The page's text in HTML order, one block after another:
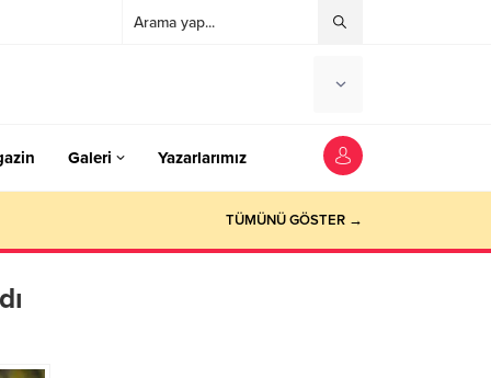
Galeri Yazarlarımız
TÜMÜNÜ GÖSTER →